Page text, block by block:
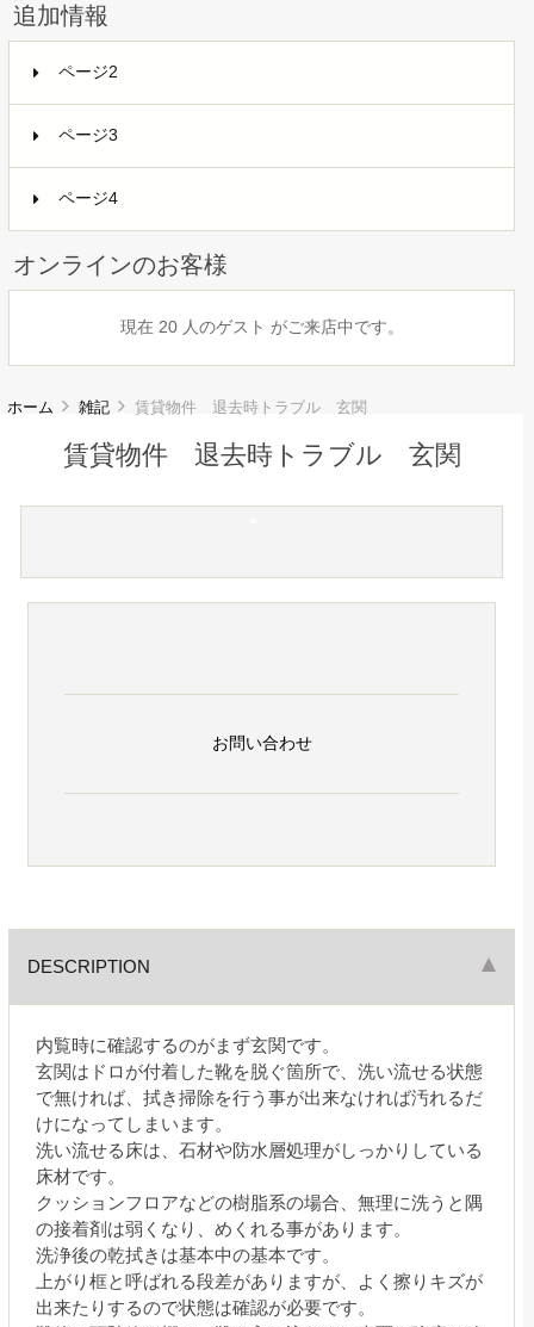
追加情報
ページ2
ページ3
ページ4
オンラインのお客様
現在 20 人のゲスト がご来店中です。
ホーム 雑記 賃貸物件 退去時トラブル 玄関
賃貸物件 退去時トラブル 玄関
お問い合わせ
DESCRIPTION
内覧時に確認するのがまず玄関です。
玄関はドロが付着した靴を脱ぐ箇所で、洗い流せる状態
で無ければ、拭き掃除を行う事が出来なければ汚れるだ
けになってしまいます。
洗い流せる床は、石材や防水層処理がしっかりしている
床材です。
クッションフロアなどの樹脂系の場合、無理に洗うと隅
の接着剤は弱くなり、めくれる事があります。
洗浄後の乾拭きは基本中の基本です。
上がり框と呼ばれる段差がありますが、よく擦りキズが
出来たりするので状態は確認が必要です。